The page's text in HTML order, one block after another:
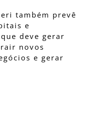
também prevê
e
deve gerar
novos
e gerar